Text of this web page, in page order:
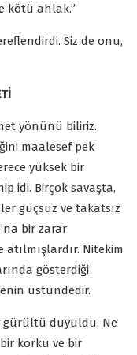
kötü ahlak.”
Siz de onu,
yönünü biliriz.
maalesef pek
yüksek bir
idi. Birçok savaşta,
güçsüz ve takatsız
bir zarar
Nitekim
gösterdiği
üstündedir.
gürültü duyuldu. Ne
korku ve bir